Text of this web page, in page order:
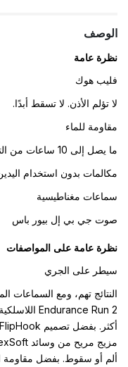
الوصف
نظرة عامة
فليب هوك
لا تؤلم الأذن. لا تسقط أبدًا.
مقاومة للماء
ما يصل إلى 10 ساعات من التشغيل اللاسلكي
مكالمات بدون استخدام
سماعات مغناطيسية
صوت جي بي إل بيور باس
نظرة عامة على المواصفات
سيطر على الجري